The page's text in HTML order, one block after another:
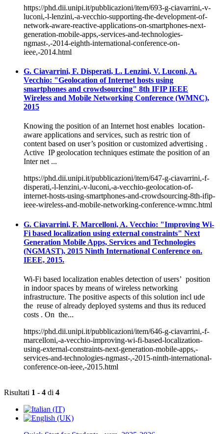
https://phd.dii.unipi.it/pubblicazioni/item/693-g-ciavarrini,-v-
luconi,-l-lenzini,-a-vecchio-supporting-the-development-of-
network-aware-reactive-applications-on-smartphones-next-
generation-mobile-apps,-services-and-technologies-
ngmast-,-2014-eighth-international-conference-on-
ieee,-2014.html
G. Ciavarrini, F. Disperati, L. Lenzini, V. Luconi, A.
Vecchio: "Geolocation of Internet hosts using
smartphones and crowdsourcing" 8th IFIP IEEE
Wireless and Mobile Networking Conference (WMNC),
2015
Knowing the position of an Internet host enables location-
aware applications and services, such as restric tion of
content based on user’s position or customized advertising .
Active IP geolocation techniques estimate the position of an
Inter net ...
https://phd.dii.unipi.it/pubblicazioni/item/647-g-ciavarrini,-f-
disperati,-l-lenzini,-v-luconi,-a-vecchio-geolocation-of-
internet-hosts-using-smartphones-and-crowdsourcing-8th-ifip-
ieee-wireless-and-mobile-networking-conference-wmnc.html
G. Ciavarrini, F. Marcelloni, A. Vecchio: "Improving Wi-
Fi based localization using external constraints" Next
Generation Mobile Apps, Services and Technologies
(NGMAST), 2015 Ninth International Conference on.
IEEE, 2015.
Wi-Fi based localization enables detection of users’ position
in indoor spaces by means of wireless networking
infrastructure. The positive aspects of this solution incl ude
the reuse of already deployed systems and thus its reduced
costs . On the...
https://phd.dii.unipi.it/pubblicazioni/item/646-g-ciavarrini,-f-
marcelloni,-a-vecchio-improving-wi-fi-based-localization-
using-external-constraints-next-generation-mobile-apps,-
services-and-technologies-ngmast-,-2015-ninth-international-
conference-on-ieee,-2015.html
Risultati 1 - 4 di 4